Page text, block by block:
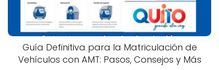
Guía Definitiva para la Matriculación de
Vehículos con AMT: Pasos, Consejos y Más